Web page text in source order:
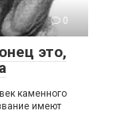
0
это,
каменного
имеют